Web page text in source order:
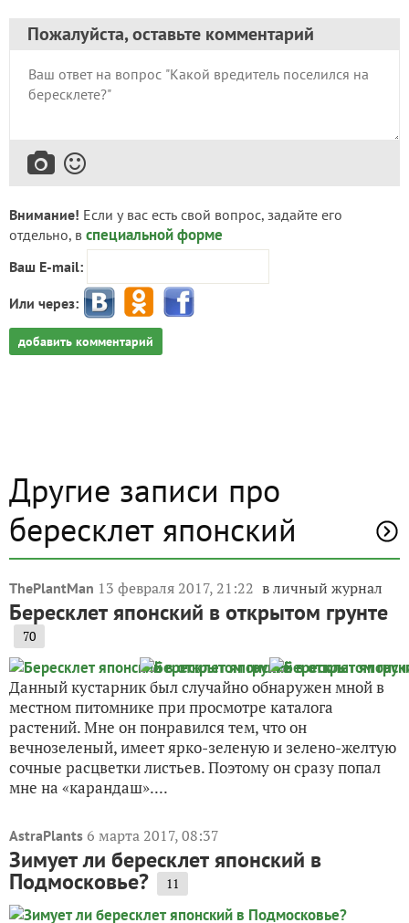
Пожалуйста, оставьте комментарий
Внимание! Если у вас есть свой вопрос, задайте его
отдельно, в специальной форме
Ваш E-mail:
Или через:
добавить комментарий
Другие записи про
бересклет японский
ThePlantMan 13 февраля 2017, 21:22 в личный журнал
Бересклет японский в открытом грунте
70
Данный кустарник был случайно обнаружен мной в
местном питомнике при просмотре каталога
растений. Мне он понравился тем, что он
вечнозеленый, имеет ярко-зеленую и зелено-желтую
сочные расцветки листьев. Поэтому он сразу попал
мне на «карандаш»....
AstraPlants 6 марта 2017, 08:37
Зимует ли бересклет японский в
Подмосковье? 11